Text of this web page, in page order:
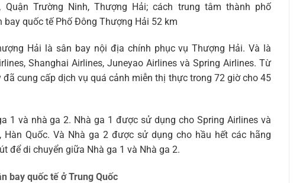
Quận Trường Ninh, Thượng Hải; cách trung tâm thành phố
bay quốc tế Phố Đông Thượng Hải 52 km
Hải là sân bay nội địa chính phục vụ Thượng Hải. Và là
Shanghai Airlines, Juneyao Airlines và Spring Airlines. Từ
cung cấp dịch vụ quá cảnh miễn thị thực trong 72 giờ cho 45
1 và nhà ga 2. Nhà ga 1 được sử dụng cho Spring Airlines và
Hàn Quốc. Và Nhà ga 2 được sử dụng cho hầu hết các hãng
để di chuyển giữa Nhà ga 1 và Nhà ga 2.
bay quốc tế ở Trung Quốc